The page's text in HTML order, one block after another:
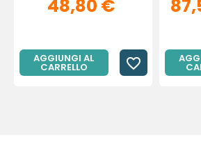
48,80 €
AGGIUNGI AL
CARRELLO favorite_border